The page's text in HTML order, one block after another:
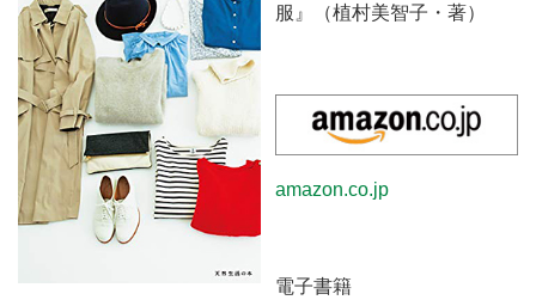
服』（植村美智子・著）
amazon.co.jp
電子書籍